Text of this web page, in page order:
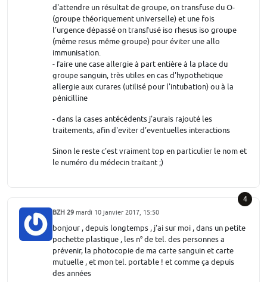
d'attendre un résultat de groupe, on transfuse du O-
(groupe théoriquement universelle) et une fois
l'urgence dépassé on transfusé iso rhesus iso groupe
(même resus même groupe) pour éviter une allo
immunisation.
- faire une case allergie à part entière à la place du
groupe sanguin, très utiles en cas d'hypothetique
allergie aux curares (utilisé pour l'intubation) ou à la
pénicilline
- dans la cases antécédents j'aurais rajouté les
traitements, afin d'eviter d'eventuelles interactions
Sinon le reste c'est vraiment top en particulier le nom et
le numéro du médecin traitant ;)
4
BZH 29 mardi 10 janvier 2017, 15:50
bonjour , depuis longtemps , j'ai sur moi , dans un petite
pochette plastique , les n° de tel. des personnes a
prévenir, la photocopie de ma carte sanguin et carte
mutuelle , et mon tel. portable ! et comme ça depuis
des années